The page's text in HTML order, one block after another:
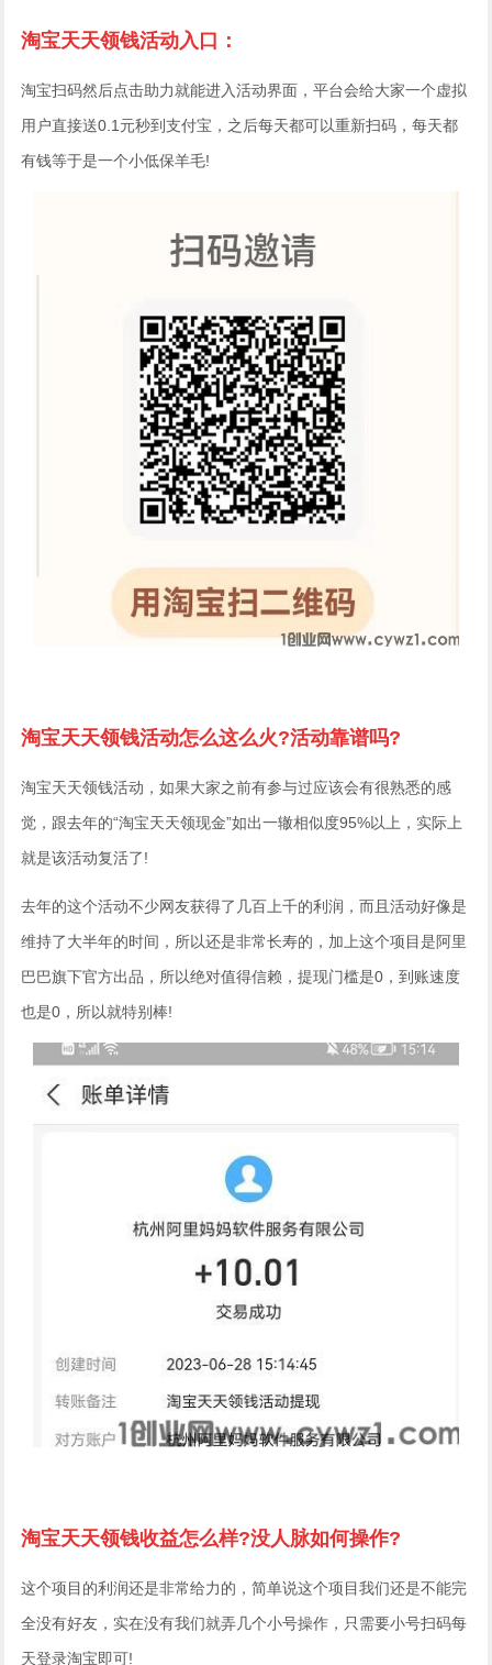
淘宝天天领钱活动入口：
淘宝扫码然后点击助力就能进入活动界面，平台会给大家一个虚拟
用户直接送0.1元秒到支付宝，之后每天都可以重新扫码，每天都
有钱等于是一个小低保羊毛!
淘宝天天领钱活动怎么这么火?活动靠谱吗?
淘宝天天领钱活动，如果大家之前有参与过应该会有很熟悉的感
觉，跟去年的“淘宝天天领现金”如出一辙相似度95%以上，实际上
就是该活动复活了!
去年的这个活动不少网友获得了几百上千的利润，而且活动好像是
维持了大半年的时间，所以还是非常长寿的，加上这个项目是阿里
巴巴旗下官方出品，所以绝对值得信赖，提现门槛是0，到账速度
也是0，所以就特别棒!
淘宝天天领钱收益怎么样?没人脉如何操作?
这个项目的利润还是非常给力的，简单说这个项目我们还是不能完
全没有好友，实在没有我们就弄几个小号操作，只需要小号扫码每
天登录淘宝即可!